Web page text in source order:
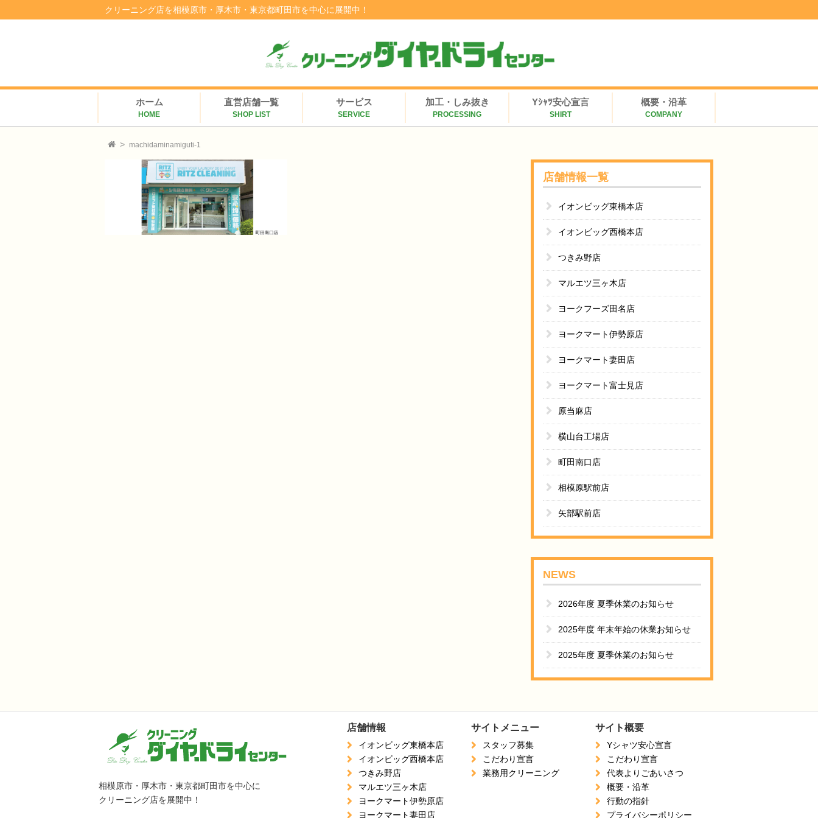
クリーニング店を相模原市・厚木市・東京都町田市を中心に展開中！
ホーム
HOME
直営店舗一覧
SHOP LIST
サービス
SERVICE
加工・しみ抜き
PROCESSING
Yｼｬﾂ安心宣言
SHIRT
概要・沿革
COMPANY
machidaminamiguti-1
店舗情報一覧
イオンビッグ東橋本店
イオンビッグ西橋本店
つきみ野店
マルエツ三ヶ木店
ヨークフーズ田名店
ヨークマート伊勢原店
ヨークマート妻田店
ヨークマート富士見店
原当麻店
横山台工場店
町田南口店
相模原駅前店
矢部駅前店
NEWS
2026年度 夏季休業のお知らせ
2025年度 年末年始の休業お知らせ
2025年度 夏季休業のお知らせ
相模原市・厚木市・東京都町田市を中心に
クリーニング店を展開中！
店舗情報
イオンビッグ東橋本店
イオンビッグ西橋本店
つきみ野店
マルエツ三ヶ木店
ヨークマート伊勢原店
ヨークマート妻田店
サイトメニュー
スタッフ募集
こだわり宣言
業務用クリーニング
サイト概要
Yシャツ安心宣言
こだわり宣言
代表よりごあいさつ
概要・沿革
行動の指針
プライバシーポリシー